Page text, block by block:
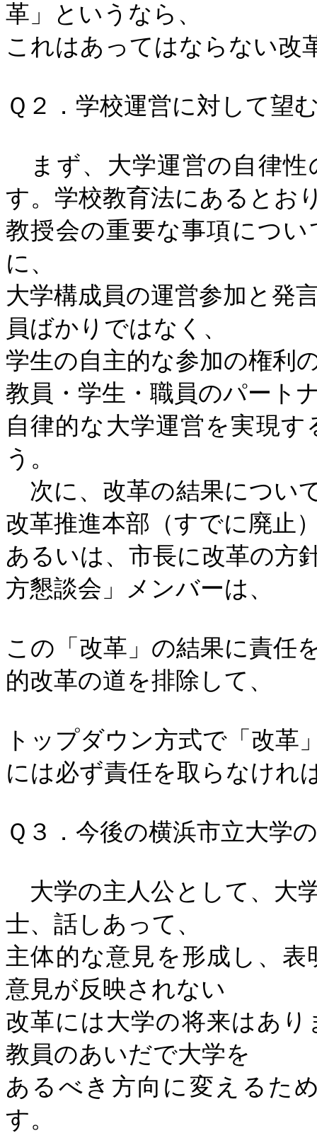
革」というなら、
これはあってはならない改
Ｑ２．学校運営に対して望
まず、大学運営の自律性
す。学校教育法にあるとお
教授会の重要な事項につ
に、
大学構成員の運営参加と発
員ばかりではなく、
学生の自主的な参加の権利
教員・学生・職員のパート
自律的な大学運営を実現
う。
次に、改革の結果につい
改革推進本部（すでに廃止
あるいは、市長に改革の方
方懇談会」メンバーは、
この「改革」の結果に責任
的改革の道を排除して、
トップダウン方式で「改革
には必ず責任を取らなけれ
Ｑ３．今後の横浜市立大学
大学の主人公として、大
士、話しあって、
主体的な意見を形成し、
意見が反映されない
改革には大学の将来はあ
教員のあいだで大学を
あるべき方向に変えるた
す。